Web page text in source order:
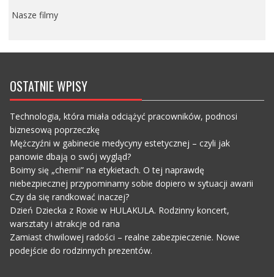
Nasze filmy
OSTATNIE WPISY
Technologia, która miała odciążyć pracowników, podnosi
biznesową poprzeczkę
Mężczyźni w gabinecie medycyny estetycznej – czyli jak
panowie dbają o swój wygląd?
Boimy się „chemii” na etykietach. O tej naprawdę
niebezpiecznej przypominamy sobie dopiero w sytuacji awarii
Czy da się randkować inaczej?
Dzień Dziecka z Roxie w HULAKULA. Rodzinny koncert,
warsztaty i atrakcje od rana
Zamiast chwilowej radości – realne zabezpieczenie. Nowe
podejście do rodzinnych prezentów.